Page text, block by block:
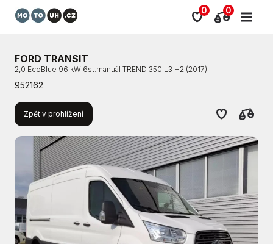
0 0
FORD TRANSIT
2,0 EcoBlue 96 kW 6st.manuál TREND 350 L3 H2 (2017)
952162
Zpět v prohlížení